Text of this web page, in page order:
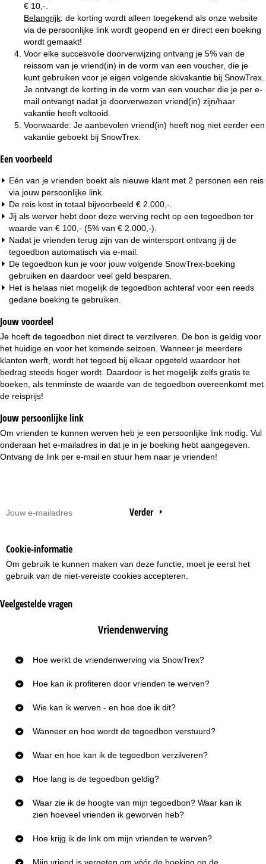
€ 10,-.
Belangrijk: de korting wordt alleen toegekend als onze website
via de persoonlijke link wordt geopend en er direct een boeking
wordt gemaakt!
Voor elke succesvolle doorverwijzing ontvang je 5% van de
reissom van je vriend(in) in de vorm van een voucher, die je
kunt gebruiken voor je eigen volgende skivakantie bij SnowTrex.
Je ontvangt de korting in de vorm van een voucher die je per e-
mail ontvangt nadat je doorverwezen vriend(in) zijn/haar
vakantie heeft voltooid.
Voorwaarde: Je aanbevolen vriend(in) heeft nog niet eerder een
vakantie geboekt bij SnowTrex.
Een voorbeeld
Eén van je vrienden boekt als nieuwe klant met 2 personen een reis
via jouw persoonlijke link.
De reis kost in totaal bijvoorbeeld € 2.000,-.
Jij als werver hebt door deze werving recht op een tegoedbon ter
waarde van € 100,- (5% van € 2.000,-).
Nadat je vrienden terug zijn van de wintersport ontvang jij de
tegoedbon automatisch via e-mail.
De tegoedbon kun je voor jouw volgende SnowTrex-boeking
gebruiken en daardoor veel geld besparen.
Het is helaas niet mogelijk de tegoedbon achteraf voor een reeds
gedane boeking te gebruiken.
Jouw voordeel
Je hoeft de tegoedbon niet direct te verzilveren. De bon is geldig voor
het huidige en voor het komende seizoen. Wanneer je meerdere
klanten werft, wordt het tegoed bij elkaar opgeteld waardoor het
bedrag steeds hoger wordt. Daardoor is het mogelijk zelfs gratis te
boeken, als tenminste de waarde van de tegoedbon overeenkomt met
de reisprijs!
Jouw persoonlijke link
Om vrienden te kunnen werven heb je een persoonlijke link nodig. Vul
onderaan het e-mailadres in dat je in je boeking hebt aangegeven.
Ontvang de link per e-mail en stuur hem naar je vrienden!
Verder
Cookie-informatie
Om gebruik te kunnen maken van deze functie, moet je eerst het
gebruik van de niet-vereiste cookies accepteren
Veelgestelde vragen
Vriendenwerving
Hoe werkt de vriendenwerving via SnowTrex?
Hoe kan ik profiteren door vrienden te werven?
Wie kan ik werven - en hoe doe ik dit?
Wanneer en hoe wordt de tegoedbon verstuurd?
Waar en hoe kan ik de tegoedbon verzilveren?
Hoe lang is de tegoedbon geldig?
Waar zie ik de hoogte van mijn tegoedbon? Waar kan ik
zien hoeveel vrienden ik geworven heb?
Hoe krijg ik de link om mijn vrienden te werven?
Mijn vriend is vergeten om vóór de boeking op de